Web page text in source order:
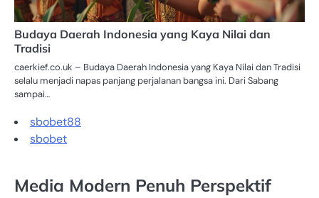
Budaya Daerah Indonesia yang Kaya Nilai dan
Tradisi
caerkief.co.uk – Budaya Daerah Indonesia yang Kaya Nilai dan Tradisi
selalu menjadi napas panjang perjalanan bangsa ini. Dari Sabang
sampai…
sbobet88
sbobet
Media Modern Penuh Perspektif